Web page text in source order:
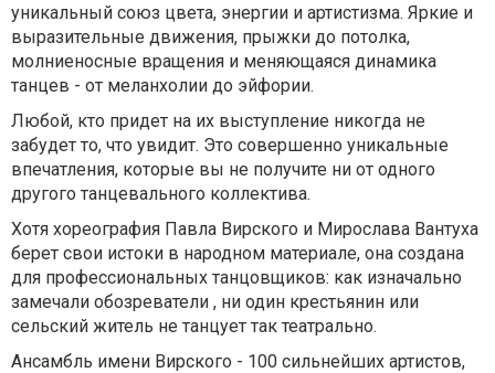
уникальный союз цвета, энергии и артистизма. Яркие и
выразительные движения, прыжки до потолка,
молниеносные вращения и меняющаяся динамика
танцев - от меланхолии до эйфории.
Любой, кто придет на их выступление никогда не
забудет то, что увидит. Это совершенно уникальные
впечатления, которые вы не получите ни от одного
другого танцевального коллектива.
Хотя хореография Павла Вирского и Мирослава Вантуха
берет свои истоки в народном материале, она создана
для профессиональных танцовщиков: как изначально
замечали обозреватели , ни один крестьянин или
сельский житель не танцует так театрально.
Ансамбль имени Вирского - 100 сильнейших артистов,